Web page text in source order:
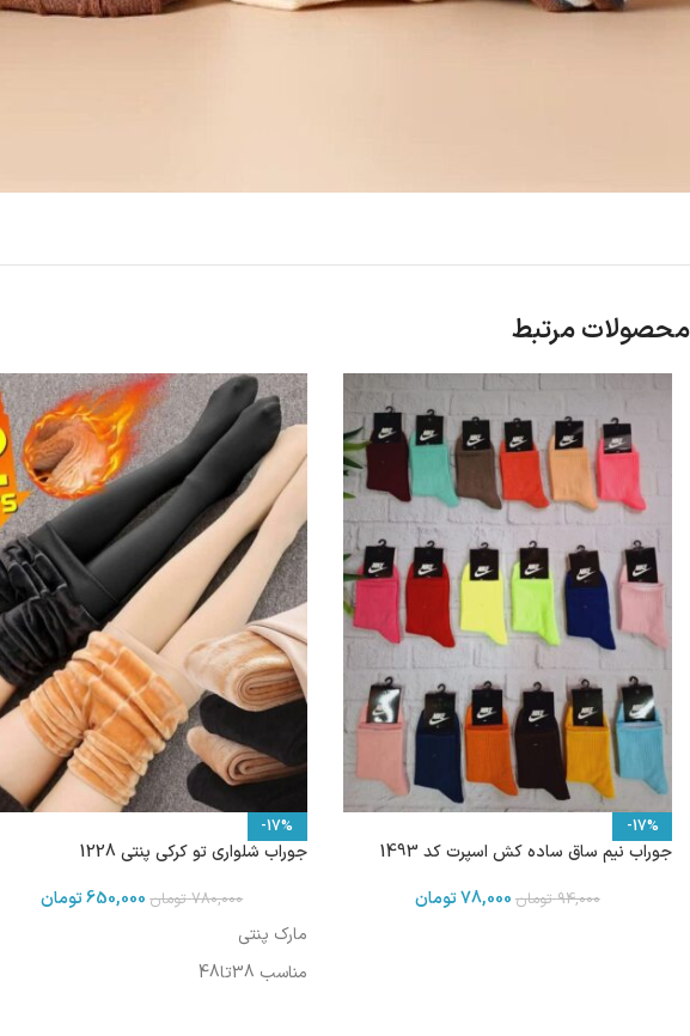
محصولات مرتبط
-17%
جوراب نیم ساق ساده کش اسپرت کد 1493
94,000 تومان 78,000تومان
-17%
جوراب شلواری تو کرکی پنتی 1228
780,000 تومان 650,000تومان
مارک پنتی
مناسب 38تا48